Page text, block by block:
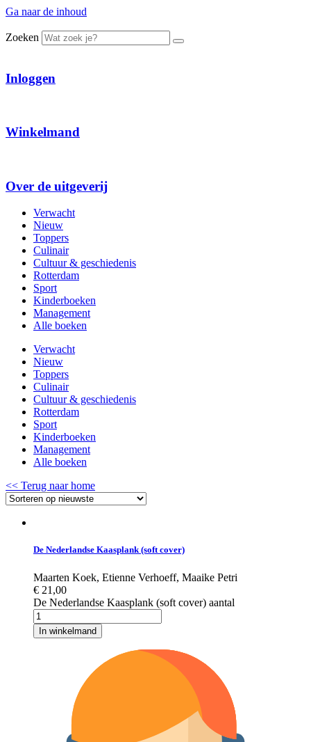
Ga naar de inhoud
Zoeken
Inloggen
Winkelmand
Over de uitgeverij
Verwacht
Nieuw
Toppers
Culinair
Cultuur & geschiedenis
Rotterdam
Sport
Kinderboeken
Management
Alle boeken
Verwacht
Nieuw
Toppers
Culinair
Cultuur & geschiedenis
Rotterdam
Sport
Kinderboeken
Management
Alle boeken
<< Terug naar home
De Nederlandse Kaasplank (soft cover)
Maarten Koek, Etienne Verhoeff, Maaike Petri
€ 21,00
De Nederlandse Kaasplank (soft cover) aantal
In winkelmand